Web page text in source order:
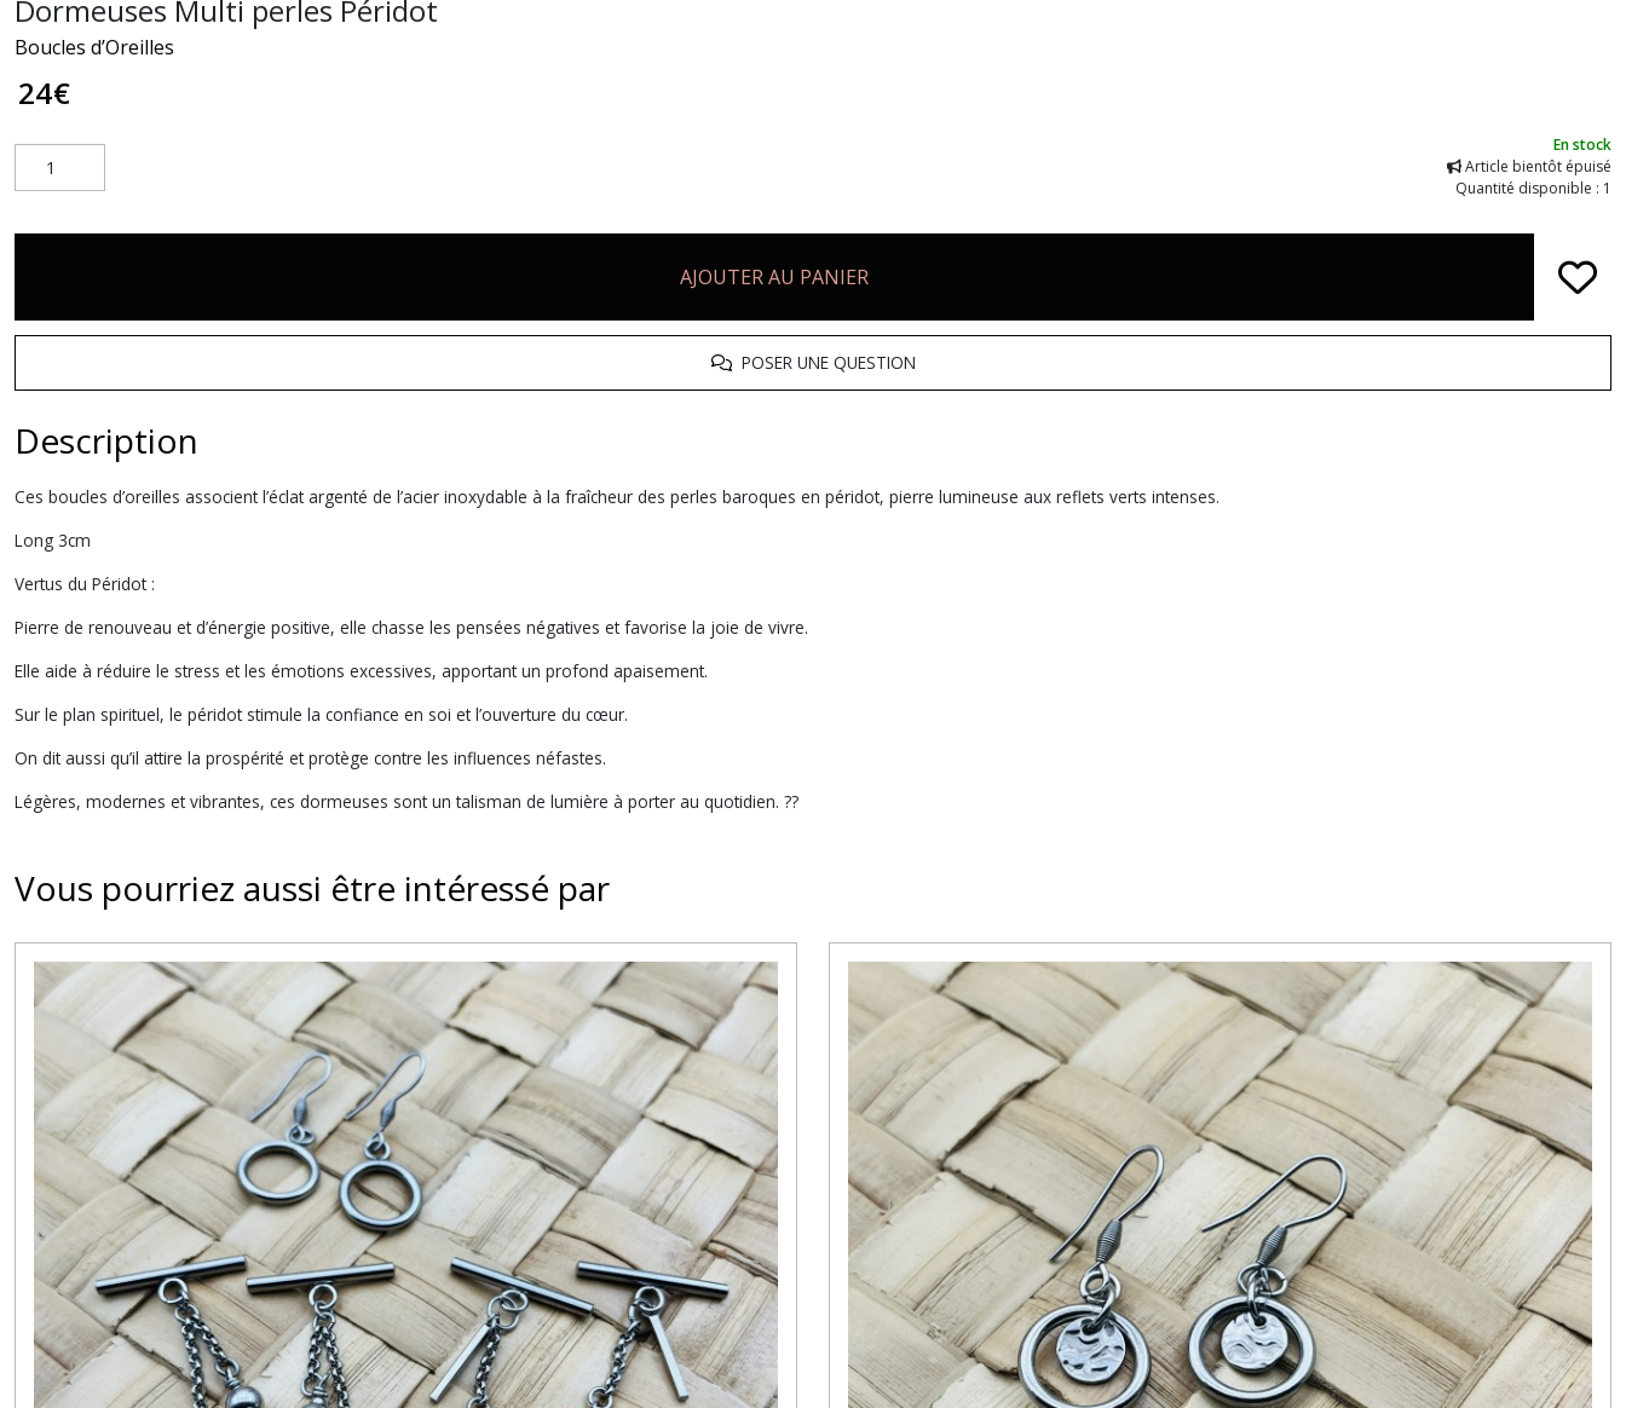
Dormeuses Multi perles Péridot
Boucles d’Oreilles
24€
En stock
Article bientôt épuisé
Quantité disponible : 1
AJOUTER AU PANIER
POSER UNE QUESTION
Description
Ces boucles d’oreilles associent l’éclat argenté de l’acier inoxydable à la fraîcheur des perles baroques en péridot, pierre lumineuse aux reflets verts intenses.
Long 3cm
Vertus du Péridot :
Pierre de renouveau et d’énergie positive, elle chasse les pensées négatives et favorise la joie de vivre.
Elle aide à réduire le stress et les émotions excessives, apportant un profond apaisement.
Sur le plan spirituel, le péridot stimule la confiance en soi et l’ouverture du cœur.
On dit aussi qu’il attire la prospérité et protège contre les influences néfastes.
Légères, modernes et vibrantes, ces dormeuses sont un talisman de lumière à porter au quotidien. ??
Vous pourriez aussi être intéressé par